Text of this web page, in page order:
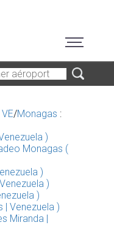
/Monagas :
)
Monagas (
)
)
)
| Venezuela )
Miranda |